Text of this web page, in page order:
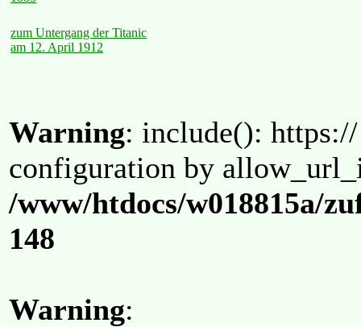
zum Untergang der Titanic
am 12. April 1912
Warning: include():
configuration by
/www/htdocs/w018815a/
148
Warning: